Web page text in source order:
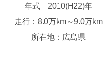
年式：2010(H22)年
走行：8.0万km～9.0万km
所在地：広島県